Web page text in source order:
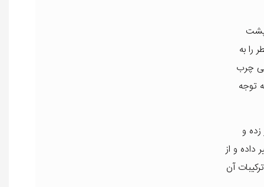
پشت
را به
چرب
توجه
و
داده و از
آن